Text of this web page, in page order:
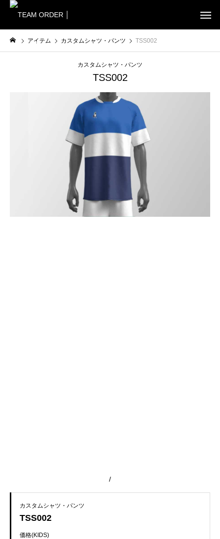
アイテム カスタムシャツ・パンツ TSS002
カスタムシャツ・パンツ
TSS002
/
カスタムシャツ・パンツ
TSS002
価格(KIDS)